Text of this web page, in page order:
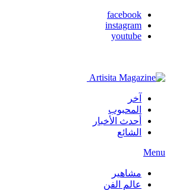
facebook
instagram
youtube
آخر
المحبوب
أحدث الأخبار
الشائع
Menu
مشاهير
عالم الفن